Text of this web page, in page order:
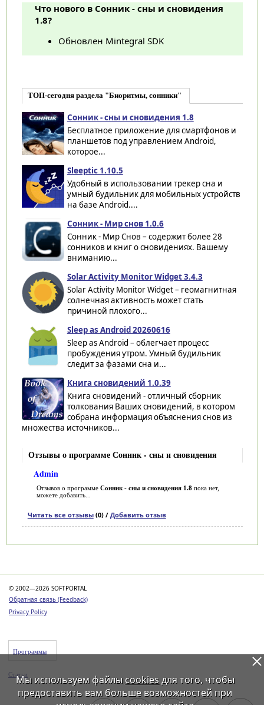
Что нового в Сонник - сны и сновидения
1.8?
Обновлен Mintegral SDK
ТОП-сегодня раздела "Биоритмы, сонники"
Сонник - сны и сновидения 1.8
Бесплатное приложение для смартфонов и
планшетов под управлением Android,
которое...
Sleeptic 1.10.5
Удобный в использовании трекер сна и
умный будильник для мобильных устройств
на базе Android....
Сонник - Мир снов 1.0.6
Сонник - Мир Снов – содержит более 28
сонников и книг о сновидениях. Вашему
вниманию...
Solar Activity Monitor Widget 3.4.3
Solar Activity Monitor Widget – геомагнитная
солнечная активность может стать
причиной плохого...
Sleep as Android 20260616
Sleep as Android – облегчает процесс
пробуждения утром. Умный будильник
следит за фазами сна и...
Книга сновидений 1.0.39
Книга сновидений - отличный сборник
толкования Ваших сновидений, в котором
собрана информация объяснения снов из
множества источников...
Отзывы о программе Сонник - сны и сновидения
Admin
Отзывов о программе Сонник - сны и сновидения 1.8пока нет,
можете добавить...
Читать все отзывы(0) / Добавить отзыв
© 2002—2026 SOFTPORTAL
Обратная связь (Feedback)
Privacy Policy
Программы
Статьи
Мы используем файлы cookiesдля того, чтобы
предоставить вам больше возможностей при